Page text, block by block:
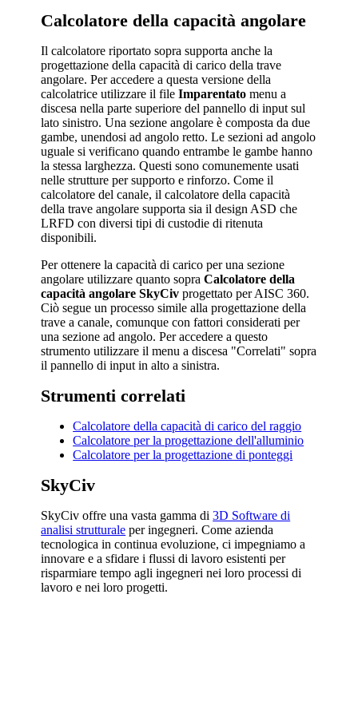
Calcolatore della capacità angolare
Il calcolatore riportato sopra supporta anche la
progettazione della capacità di carico della trave
angolare. Per accedere a questa versione della
calcolatrice utilizzare il fileImparentato menu a
discesa nella parte superiore del pannello di input sul
lato sinistro. Una sezione angolare è composta da due
gambe, unendosi ad angolo retto. Le sezioni ad angolo
uguale si verificano quando entrambe le gambe hanno
la stessa larghezza. Questi sono comunemente usati
nelle strutture per supporto e rinforzo. Come il
calcolatore del canale, il calcolatore della capacità
della trave angolare supporta sia il design ASD che
LRFD con diversi tipi di custodie di ritenuta
disponibili.
Per ottenere la capacità di carico per una sezione
angolare utilizzare quanto sopraCalcolatore della
capacità angolare SkyCivprogettato per AISC 360.
Ciò segue un processo simile alla progettazione della
trave a canale, comunque con fattori considerati per
una sezione ad angolo. Per accedere a questo
strumento utilizzare il menu a discesa "Correlati" sopra
il pannello di input in alto a sinistra.
Strumenti correlati
Calcolatore della capacità di carico del raggio
Calcolatore per la progettazione dell'alluminio
Calcolatore per la progettazione di ponteggi
SkyCiv
SkyCiv offre una vasta gamma di3D Software di
analisi strutturale per ingegneri. Come azienda
tecnologica in continua evoluzione, ci impegniamo a
innovare e a sfidare i flussi di lavoro esistenti per
risparmiare tempo agli ingegneri nei loro processi di
lavoro e nei loro progetti.